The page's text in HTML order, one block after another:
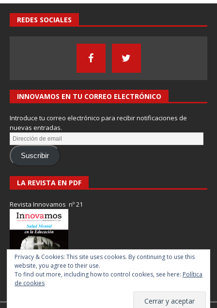
REDES SOCIALES
INNOVAMOS EN TU CORREO ELECTRÓNICO
Introduce tu correo electrónico para recibir notificaciones de
nuevas entradas.
Suscribir
LA REVISTA EN PDF
Revista Innovamos nº 21
Privacy & Cookies: This site uses cookies. By continuing to use this
website, you agree to their use.
To find out more, including how to control cookies, see here: Política
de cookies